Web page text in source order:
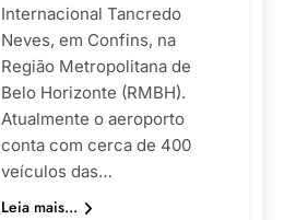
Internacional Tancredo
Neves, em Confins, na
Região Metropolitana de
Belo Horizonte (RMBH).
Atualmente o aeroporto
conta com cerca de 400
veículos das…
Leia mais...